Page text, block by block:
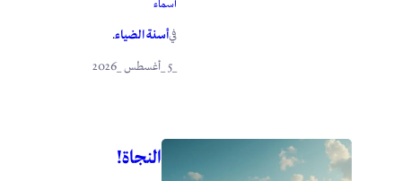
أسماء
فيأسنة الضياء.
_5 _أغسطس _2026
النجاة!